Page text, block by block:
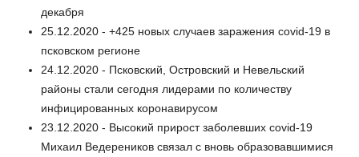
декабря
25.12.2020 - +425 новых случаев заражения covid-19 в
псковском регионе
24.12.2020 - Псковский, Островский и Невельский
районы стали сегодня лидерами по количеству
инфицированных коронавирусом
23.12.2020 - Высокий прирост заболевших covid-19
Михаил Ведереников связал с вновь образовавшимися